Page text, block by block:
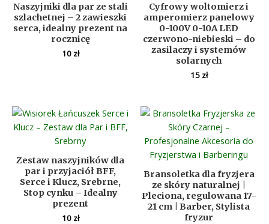
Naszyjniki dla par ze stali
szlachetnej – 2 zawieszki
serca, idealny prezent na
rocznicę
10 zł
Cyfrowy woltomierz i
amperomierz panelowy
0-100V 0-10A LED
czerwono-niebieski – do
zasilaczy i systemów
solarnych
15 zł
Zestaw naszyjników dla
par i przyjaciół BFF,
Serce i Klucz, Srebrne,
Stop cynku – Idealny
prezent
10 zł
Bransoletka dla fryzjera
ze skóry naturalnej |
Pleciona, regulowana 17-
21 cm | Barber, Stylista
fryzur